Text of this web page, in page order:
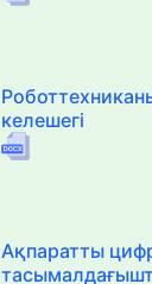
келешегі
Ақпаратты